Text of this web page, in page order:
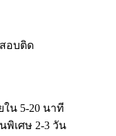
อบติด
ใน 5-20 นาที
พิเศษ 2-3 วัน